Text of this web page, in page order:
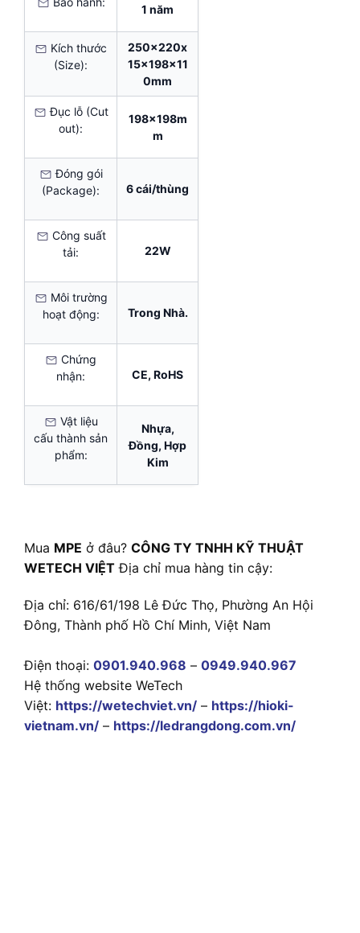
1 năm
Kích thước
(Size):
250x220x
15x198x11
0mm
Đục lỗ (Cut
out):
198x198m
m
Đóng gói
(Package):
6 cái/thùng
Công suất
tải:
22W
Môi trường
hoạt động:
Trong Nhà.
Chứng
nhận:
CE, RoHS
Vật liệu
cấu thành sản
phẩm:
Nhựa,
Đồng, Hợp
Kim
Mua MPE ở đâu? CÔNG TY TNHH KỸ THUẬT
WETECH VIỆT Địa chỉ mua hàng tin cậy:
Địa chỉ: 616/61/198 Lê Đức Thọ, Phường An Hội
Đông, Thành phố Hồ Chí Minh, Việt Nam
Điện thoại: 0901.940.968 – 0949.940.967
Hệ thống website WeTech
Việt: https://wetechviet.vn/ – https://hioki-
vietnam.vn/ – https://ledrangdong.com.vn/